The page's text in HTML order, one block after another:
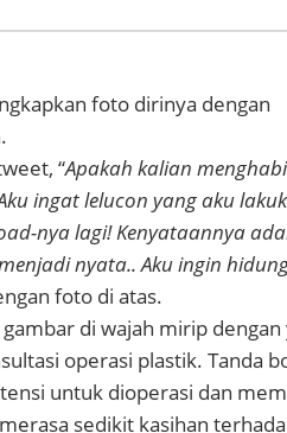
foto dirinya dengan
“Apakah kalian
ingat lelucon yang aku
nya lagi! Kenyataannya
nyata.. Aku ingin
foto di atas.
di wajah mirip dengan
operasi plastik. Tanda
untuk dioperasi dan
sedikit kasihan